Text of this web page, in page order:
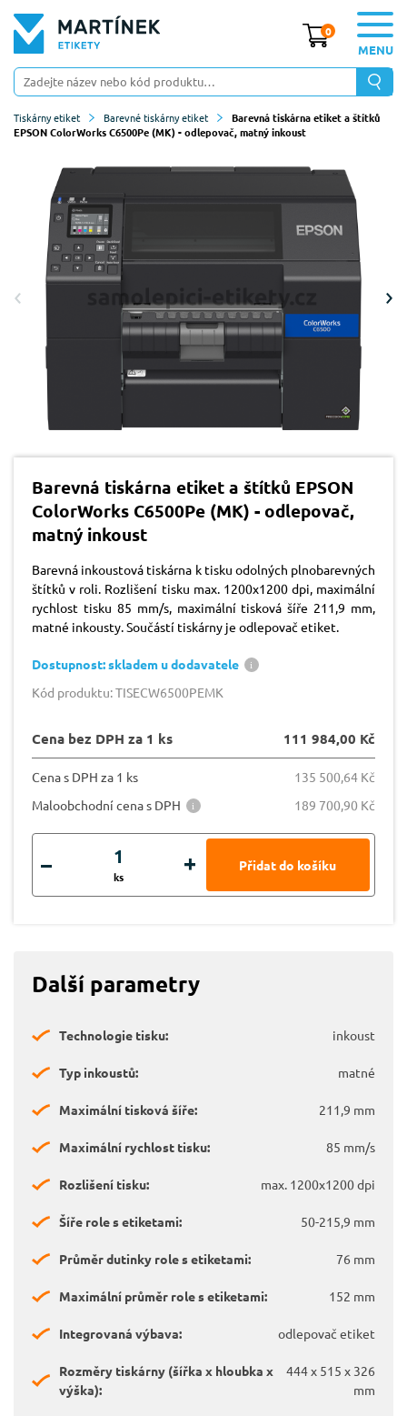
0
MENU
Tiskárny etiket Barevné tiskárny etiket
Barevná tiskárna etiket a štítků
EPSON ColorWorks C6500Pe (MK) - odlepovač, matný inkoust
Barevná tiskárna etiket a štítků EPSON
ColorWorks C6500Pe (MK) - odlepovač,
matný inkoust
Barevná inkoustová tiskárna k tisku odolných plnobarevných
štítků v roli. Rozlišení tisku max. 1200x1200 dpi, maximální
rychlost tisku 85 mm/s, maximální tisková šíře 211,9 mm,
matné inkousty. Součástí tiskárny je odlepovač etiket.
Dostupnost: skladem u dodavatele
Kód produktu: TISECW6500PEMK
Cena bez DPH za 1 ks 111 984,00 Kč
Cena s DPH za 1 ks
135 500,64 Kč
Maloobchodní cena s DPH
189 700,90 Kč
ks
Další parametry
Technologie tisku: inkoust
Typ inkoustů: matné
Maximální tisková šíře: 211,9 mm
Maximální rychlost tisku: 85 mm/s
Rozlišení tisku: max. 1200x1200 dpi
Šíře role s etiketami: 50-215,9 mm
Průměr dutinky role s etiketami: 76 mm
Maximální průměr role s etiketami: 152 mm
Integrovaná výbava: odlepovač etiket
Rozměry tiskárny (šířka x hloubka x
výška):
444 x 515 x 326
mm